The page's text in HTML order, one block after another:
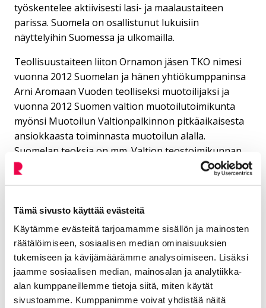
Tämä sivusto käyttää evästeitä
Käytämme evästeitä tarjoamamme sisällön ja mainosten
räätälöimiseen, sosiaalisen median ominaisuuksien
tukemiseen ja kävijämäärämme analysoimiseen. Lisäksi
jaamme sosiaalisen median, mainosalan ja analytiikka-
alan kumppaneillemme tietoja siitä, miten käytät
sivustoamme. Kumppanimme voivat yhdistää näitä
työskentelee aktiivisesti lasi- ja maalaustaiteen
parissa. Suomela on osallistunut lukuisiin
näyttelyihin Suomessa ja ulkomailla.
Teollisuustaiteen liiton Ornamon jäsen TKO nimesi
vuonna 2012 Suomelan ja hänen yhtiökumppaninsa
Arni Aromaan Vuoden teolliseksi muotoilijaksi ja
vuonna 2012 Suomen valtion muotoilutoimikunta
myönsi Muotoilun Valtionpalkinnon pitkäaikaisesta
ansiokkaasta toiminnasta muotoilun alalla.
Suomelan teoksia on mm. Valtion teostoimikunnan,
Suomen lasimuseon ja HUS:n taidekokoelmissa.
Sauli Suomela esittelee näyttelyn yleisölle
keskiviikkona 29.11. klo 17. Taiteilijatapaamiseen
voi osallistua museon pääsylipun hinnalla.